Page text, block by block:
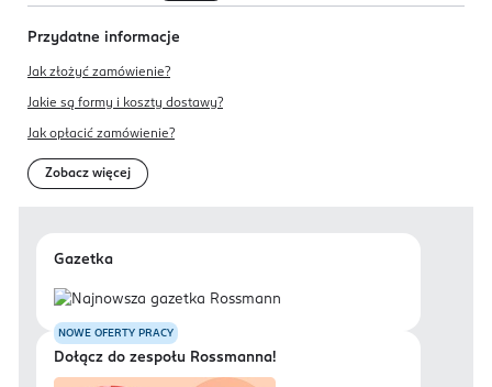
Przydatne informacje
Jak złożyć zamówienie?
Jakie są formy i koszty dostawy?
Jak opłacić zamówienie?
Zobacz więcej
Gazetka
NOWE OFERTY PRACY
Dołącz do zespołu Rossmanna!